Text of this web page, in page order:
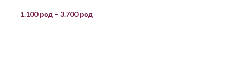
1.100рсд – 3.700рсд